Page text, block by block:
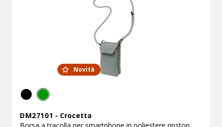
Novità
DM27101 - Crocetta